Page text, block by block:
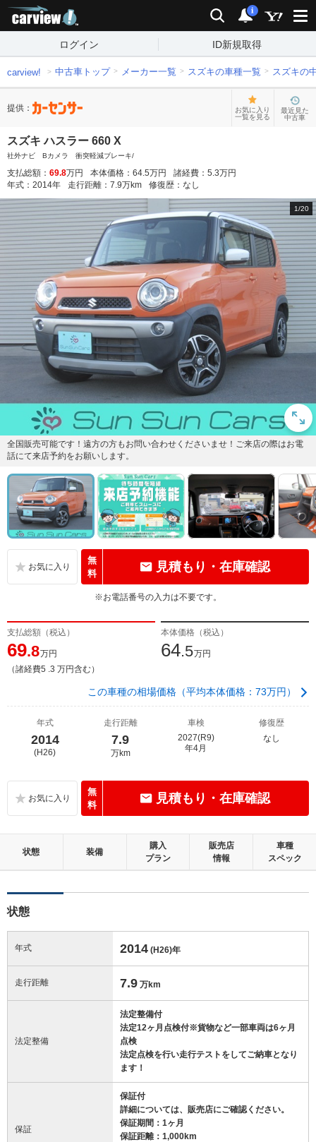
検索 通知
i
ログイン ID新規取得
carview! 中古車トップ メーカー一覧 スズキの車種一覧 スズキの
提供：
お気に入り
一覧を見る
最近見た
中古車
スズキ ハスラー 660 X
社外ナビ Bカメラ 衝突軽減ブレーキ/
支払総額： 69.8万円 本体価格： 64.5万円 諸経費： 5.3万円
年式： 2014年 走行距離： 7.9万km 修復歴： なし
1/20
全国販売可能です！遠方の方もお問い合わせくださいませ！ご来店の際はお電
話にて来店予約をお願いします。
無
料
見積もり・在庫確認
※お電話番号の入力は不要です。
支払総額（税込）
69.8万円
（諸経費5 .3 万円含む）
本体価格（税込）
64.5万円
この車種の相場価格（平均本体価格：73万円）
年式
2014
(H26)
走行距離
7.9
万km
車検
2027(R9)
年4月
修復歴
なし
無
料
見積もり・在庫確認
状態 装備
購入
プラン
販売店
情報
車種
スペック
状態
年式 2014 (H26)年
走行距離 7.9 万km
法定整備
法定整備付
法定12ヶ月点検付※貨物など一部車両は6ヶ月
点検
法定点検を行い走行テストをしてご納車となり
ます！
保証
保証付
詳細については、販売店にご確認ください。
保証期間：1ヶ月
保証距離：1,000km